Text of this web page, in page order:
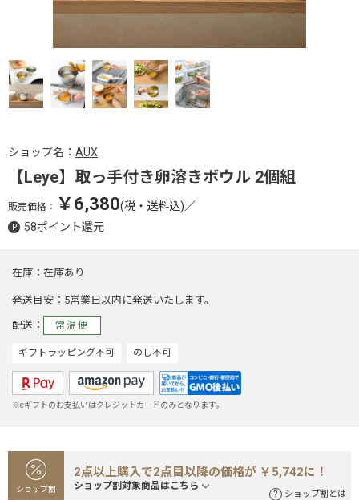
ショップ名： AUX
【Leye】取っ手付き卵溶きボウル 2個組
販売価格： ￥6,380(税・送料込)／
58ポイント還元
在庫 在庫あり
発送目安 5営業日以内に発送いたします。
配送 常温便
ギフトラッピング不可 のし不可
※eギフトのお支払いはクレジットカードのみとなります。
ショップ割
2点以上購入で2点目以降の価格が ￥5,742に！
ショップ割対象商品はこちら
ショップ割とは